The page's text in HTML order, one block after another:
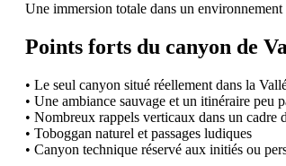
Une immersion totale dans un
Points forts du canyon de
• Le seul canyon situé réellement dans la
• Une ambiance sauvage et un itinéraire peu
• Nombreux rappels verticaux dans un cadre
• Toboggan naturel et passages ludiques
• Canyon technique réservé aux initiés ou